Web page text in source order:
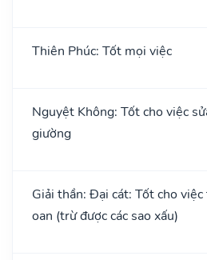
Thiên Phúc: Tốt mọi việc
Nguyệt Không: Tốt cho việc
giường
Giải thần: Đại cát: Tốt cho
oan (trừ được các sao xấu)